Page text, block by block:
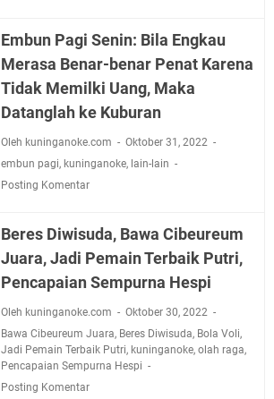
Embun Pagi Senin: Bila Engkau
Merasa Benar-benar Penat Karena
Tidak Memilki Uang, Maka
Datanglah ke Kuburan
Oleh kuninganoke.com
Oktober 31, 2022
embun pagi, kuninganoke, lain-lain
Posting Komentar
Beres Diwisuda, Bawa Cibeureum
Juara, Jadi Pemain Terbaik Putri,
Pencapaian Sempurna Hespi
Oleh kuninganoke.com
Oktober 30, 2022
Bawa Cibeureum Juara, Beres Diwisuda, Bola Voli,
Jadi Pemain Terbaik Putri, kuninganoke, olah raga,
Pencapaian Sempurna Hespi
Posting Komentar